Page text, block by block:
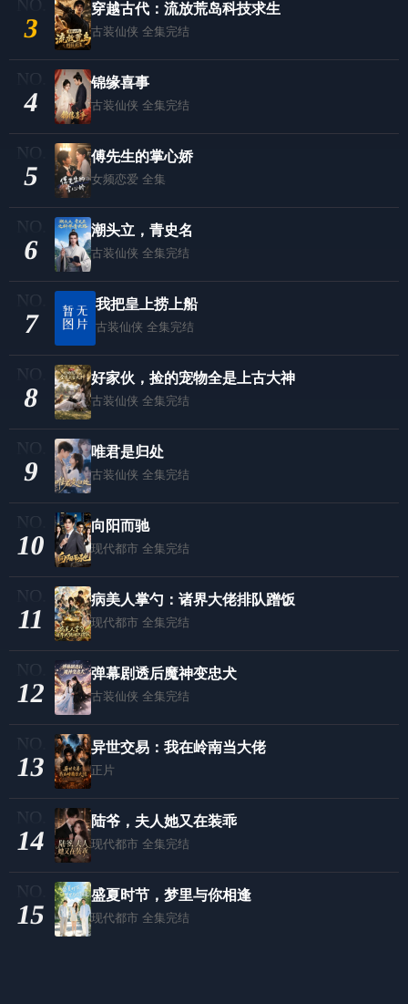
3
穿越古代：流放荒岛科技求生
古装仙侠 全集完结
4
锦缘喜事
古装仙侠 全集完结
5
傅先生的掌心娇
女频恋爱 全集
6
潮头立，青史名
古装仙侠 全集完结
7
我把皇上捞上船
古装仙侠 全集完结
8
好家伙，捡的宠物全是上古大神
古装仙侠 全集完结
9
唯君是归处
古装仙侠 全集完结
10
向阳而驰
现代都市 全集完结
11
病美人掌勺：诸界大佬排队蹭饭
现代都市 全集完结
12
弹幕剧透后魔神变忠犬
古装仙侠 全集完结
13
异世交易：我在岭南当大佬
正片
14
陆爷，夫人她又在装乖
现代都市 全集完结
15
盛夏时节，梦里与你相逢
现代都市 全集完结